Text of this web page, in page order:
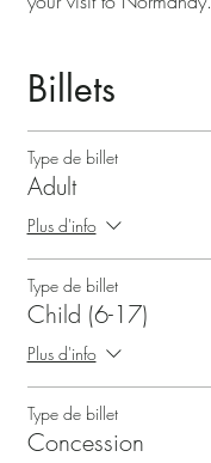
Billets
Type de billet
Adult
Plus d'info
Type de billet
Child (6-17)
Plus d'info
Type de billet
Concession